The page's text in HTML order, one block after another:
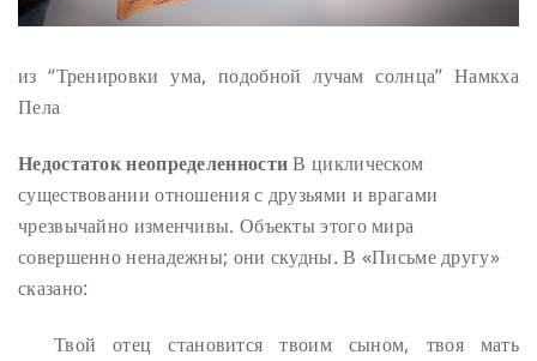
из “Тренировки ума, подобной лучам солнца” Намкха
Пела
Недостаток неопределенностиВ циклическом
существовании отношения с друзьями и врагами
чрезвычайно изменчивы. Объекты этого мира
совершенно ненадежны; они скудны. В «Письме другу»
сказано:
Твой отец становится твоим сыном, твоя мать